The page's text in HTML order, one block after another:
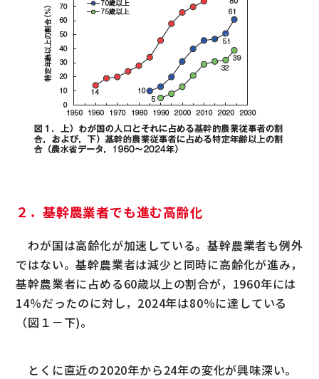
２．基幹農業者でも進む高齢化
わが国は高齢化が加速している。基幹農業者も例外
ではない。基幹農業者は減少と同時に高齢化が進み，
基幹農業者に占める60歳以上の割合が，1960年には
14％だったのに対し，2024年は80％に達している
（図１－下)。
とくに直近の2020年から24年の変化が興味深い。